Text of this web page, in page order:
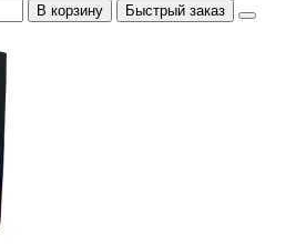
В корзину Быстрый заказ